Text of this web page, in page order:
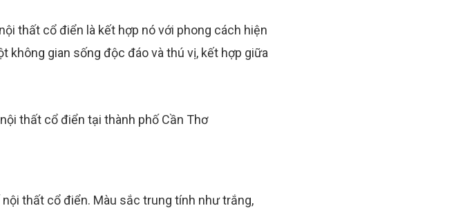
thất cổ điển là kết hợp nó với phong cách hiện
không gian sống độc đáo và thú vị, kết hợp giữa
thất cổ điển. Màu sắc trung tính như trắng,